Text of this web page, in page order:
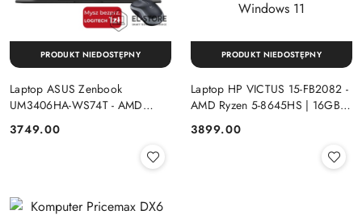
Laptop ASUS Zenbook
UM3406HA-WS74T - AMD
512GB | 14" OLED (1920x1200)
Cena:
3749.00
PRODUKT NIEDOSTĘPNY
Laptop HP VICTUS 15-FB2082 -
AMD Ryzen 5-8645HS | 16GB |
GeForce RTX 4050 6144MB |
Cena:
3899.00
PRODUKT NIEDOSTĘPNY